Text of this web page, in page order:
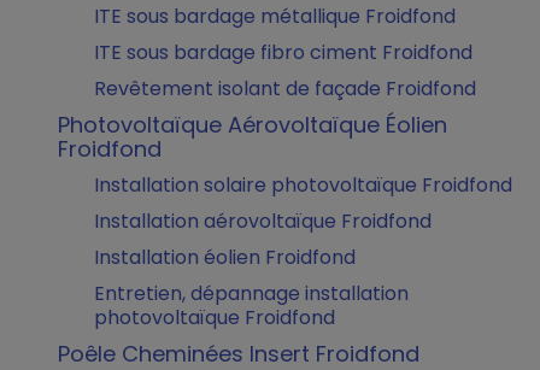
ITE sous bardage métallique Froidfond
ITE sous bardage fibro ciment Froidfond
Revêtement isolant de façade Froidfond
Photovoltaïque Aérovoltaïque Éolien
Froidfond
Installation solaire photovoltaïque Froidfond
Installation aérovoltaïque Froidfond
Installation éolien Froidfond
Entretien, dépannage installation
photovoltaïque Froidfond
Poêle Cheminées Insert Froidfond